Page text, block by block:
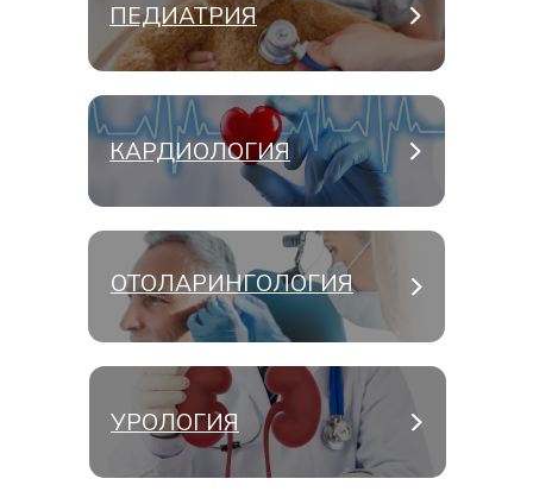
ПЕДИАТРИЯ
УРОЛОГИЯ
КАРДИОЛОГИЯ
ОТОЛАРИНГОЛОГИЯ